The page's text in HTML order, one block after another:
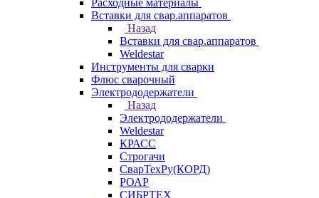
Расходные материалы
Вставки для свар.аппаратов
Назад
Вставки для свар.аппаратов
Weldestar
Инструменты для сварки
Флюс сварочный
Электрододержатели
Назад
Электрододержатели
Weldestar
КРАСС
Строгачи
СварТехРу(КОРД)
РОАР
СИБРТЕХ